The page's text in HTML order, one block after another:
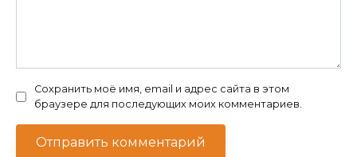
Сохранить моё имя, email и адрес сайта в этом
браузере для последующих моих комментариев.